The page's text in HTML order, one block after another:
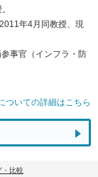
年4月同教授、現
事官（インフラ・防
ついての詳細はこちら
・比較